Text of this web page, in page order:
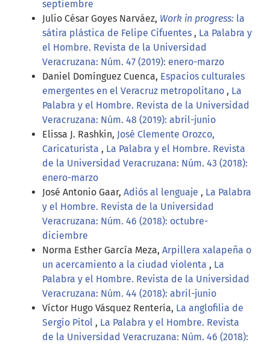
septiembre
Julio César Goyes Narváez, Work in progress: la
sátira plástica de Felipe Cifuentes , La Palabra y
el Hombre. Revista de la Universidad
Veracruzana: Núm. 47 (2019): enero-marzo
Daniel Domínguez Cuenca, Espacios culturales
emergentes en el Veracruz metropolitano , La
Palabra y el Hombre. Revista de la Universidad
Veracruzana: Núm. 48 (2019): abril-junio
Elissa J. Rashkin, José Clemente Orozco,
Caricaturista , La Palabra y el Hombre. Revista
de la Universidad Veracruzana: Núm. 43 (2018):
enero-marzo
José Antonio Gaar, Adiós al lenguaje , La Palabra
y el Hombre. Revista de la Universidad
Veracruzana: Núm. 46 (2018): octubre-
diciembre
Norma Esther García Meza, Arpillera xalapeña o
un acercamiento a la ciudad violenta , La
Palabra y el Hombre. Revista de la Universidad
Veracruzana: Núm. 44 (2018): abril-junio
Víctor Hugo Vásquez Rentería, La anglofilia de
Sergio Pitol , La Palabra y el Hombre. Revista
de la Universidad Veracruzana: Núm. 46 (2018):